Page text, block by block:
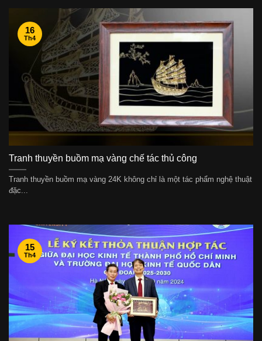
Tranh thuyền buồm mạ vàng chế tác thủ công
Tranh thuyền buồm mạ vàng 24K không chỉ là một tác phẩm nghệ thuật
đặc...
16
Th4
15
Th4